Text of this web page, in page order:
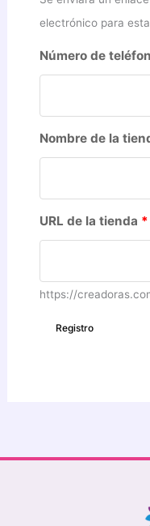
electrónico para
Número de
Nombre de la
URL de la tienda *
https://